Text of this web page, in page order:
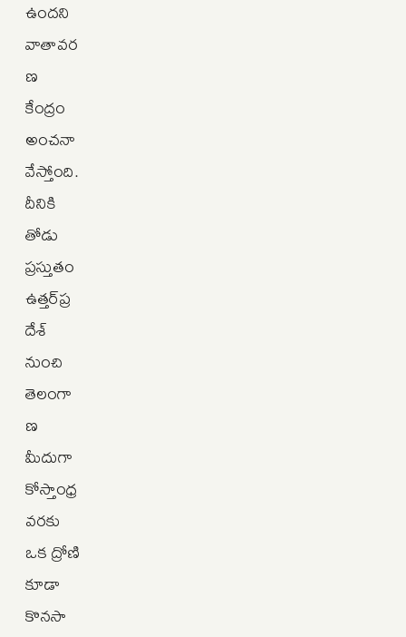
ఉందని
వాతావర
ణ
కేంద్రం
అంచనా
వేస్తోంది.
దీనికి
తోడు
ప్రస్తుతం
ఉత్తర్‌ప్ర
దేశ్‌
నుంచి
తెలంగా
ణ
మీదుగా
కోస్తాంధ్ర
వరకు
ఒక ద్రోణి
కూడా
కొనసా